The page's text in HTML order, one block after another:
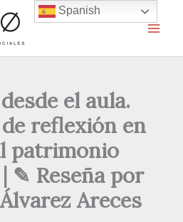
el aula.
reflexión en
patrimonio
✎ Reseña por
Areces
Spanish